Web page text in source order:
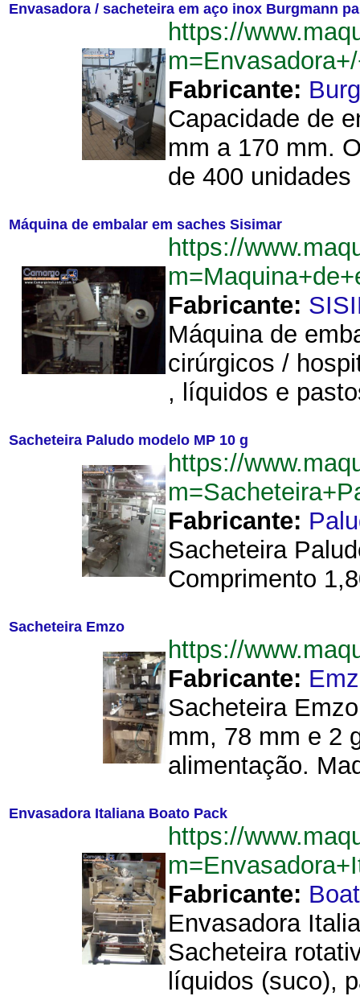
Envasadora / sacheteira em aço inox Burgmann
https://
Fabricante:
Capacidade de
mm a 170 mm.
de 400
Máquina de embalar em saches Sisimar
https://
Fabricante:
Máquina de
cirúrgicos /
, líquidos e
Sacheteira Paludo modelo MP 10 g
https://
Fabricante:
Sacheteira
Comprimento
Sacheteira Emzo
https://
Fabricante:
Sacheteira
mm, 78 mm e 2
alimentação.
Envasadora Italiana Boato Pack
https://
Fabricante:
Envasadora
Sacheteira
líquidos (suco),